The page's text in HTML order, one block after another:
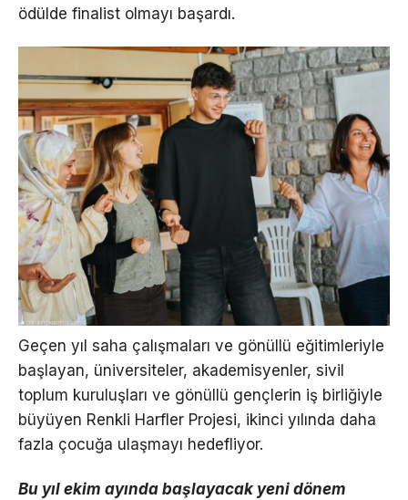
ödülde finalist olmayı başardı.
Geçen yıl saha çalışmaları ve gönüllü eğitimleriyle
başlayan, üniversiteler, akademisyenler, sivil
toplum kuruluşları ve gönüllü gençlerin iş birliğiyle
büyüyen Renkli Harfler Projesi, ikinci yılında daha
fazla çocuğa ulaşmayı hedefliyor.
Bu yıl ekim ayında başlayacak yeni dönem